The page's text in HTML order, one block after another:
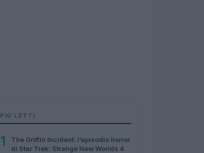
PIÙ LETTI
1
The Griffin Incident: l’episodio horror
di Star Trek: Strange New Worlds 4